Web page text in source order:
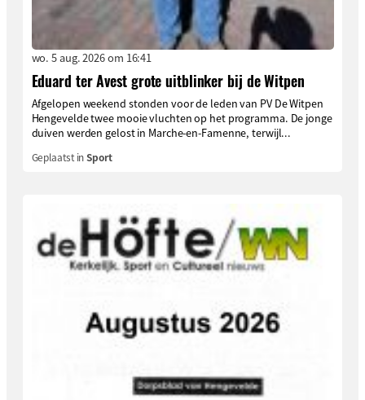
wo. 5 aug. 2026 om 16:41
Eduard ter Avest grote uitblinker bij de Witpen
Afgelopen weekend stonden voor de leden van PV De Witpen
Hengevelde twee mooie vluchten op het programma. De jonge
duiven werden gelost in Marche-en-Famenne, terwijl...
Geplaatst inSport